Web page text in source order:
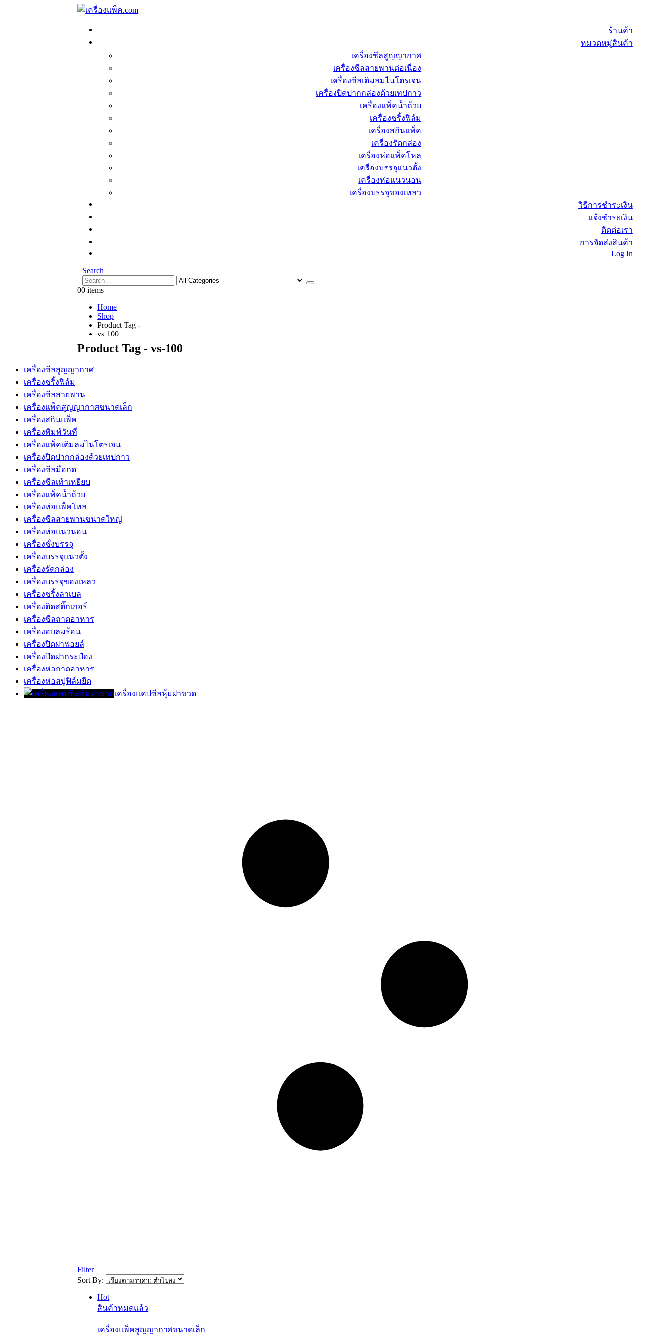
ร้านค้า
หมวดหมู่สินค้า
เครื่องซีลสูญญากาศ
เครื่องซีลสายพานต่อเนื่อง
เครื่องซีลเติมลมไนโตรเจน
เครื่องปิดปากกล่องด้วยเทปกาว
เครื่องแพ็คน้ำถ้วย
เครื่องชริ้งฟิล์ม
เครื่องสกินแพ็ค
เครื่องรัดกล่อง
เครื่องห่อแพ็คโหล
เครื่องบรรจุแนวตั้ง
เครื่องห่อแนวนอน
เครื่องบรรจุของเหลว
วิธีการชำระเงิน
แจ้งชำระเงิน
ติดต่อเรา
การจัดส่งสินค้า
Log In
Search
00 items
Home
Shop
Product Tag -
vs-100
Product Tag - vs-100
เครื่องซีลสูญญากาศ
เครื่องชริ้งฟิล์ม
เครื่องซีลสายพาน
เครื่องแพ็คสูญญากาศขนาดเล็ก
เครื่องสกินแพ็ค
เครื่องพิมพ์วันที่
เครื่องแพ็คเติมลมไนโตรเจน
เครื่องปิดปากกล่องด้วยเทปกาว
เครื่องซีลมือกด
เครื่องซีลเท้าเหยียบ
เครื่องแพ็คน้ำถ้วย
เครื่องห่อแพ็คโหล
เครื่องซีลสายพานขนาดใหญ่
เครื่องห่อแนวนอน
เครื่องชั่งบรรจุ
เครื่องบรรจุแนวตั้ง
เครื่องรัดกล่อง
เครื่องบรรจุของเหลว
เครื่องชริ้งลาเบล
เครื่องติดสติ๊กเกอร์
เครื่องซีลถาดอาหาร
เครื่องอบลมร้อน
เครื่องปิดฝาฟอยล์
เครื่องปิดฝากระป๋อง
เครื่องห่อถาดอาหาร
เครื่องห่อสบู่ฟิล์มยืด
เครื่องแคปซีลหุ้มฝาขวด
Filter
Sort By:
Hot
สินค้าหมดแล้ว
เครื่องแพ็คสูญญากาศขนาดเล็ก